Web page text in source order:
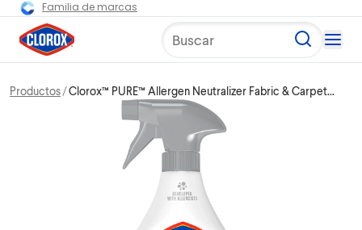
Familia de marcas
Buscar
Productos Clorox™ PURE™ Allergen Neutralizer Fabric & Carpet